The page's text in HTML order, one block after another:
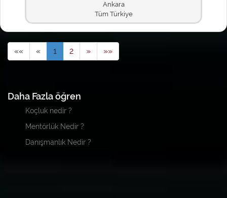
Ankara
Tüm Türkiye
«« « 1 2 » »»
Daha Fazla öğren
Koçluk nedir ?
Mentörlük Nedir ?
Danışmanlık Nedir ?